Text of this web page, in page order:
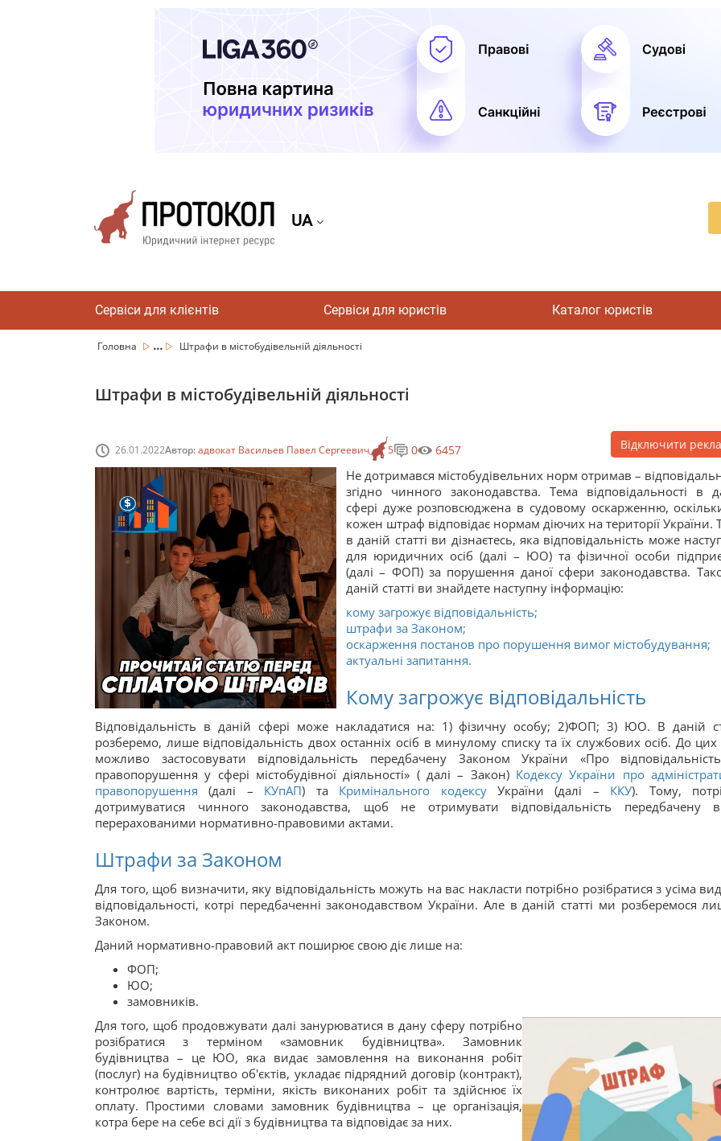
UA
Сервіси для клієнтів Сервіси для юристів Каталог юристів
Головна ... Штрафи в містобудівельній діяльності
Штрафи в містобудівельній діяльності
26.01.2022Автор:адвокат Васильев Павел Сергеевич 5 0 6457 Відключити
Не дотримався містобудівельних норм отримав –
згідно чинного законодавства. Тема відповідальності в
сфері дуже розповсюджена в судовому оскарженню,
кожен штраф відповідає нормам діючих на території України.
в даній статті ви дізнаєтесь, яка відповідальність може
для юридичних осіб (далі – ЮО) та фізичної особи
(далі – ФОП) за порушення даної сфери законодавства.
даній статті ви знайдете наступну інформацію:
кому загрожує відповідальність;
штрафи за Законом;
оскарження постанов про порушення вимог містобудування;
актуальні запитання.
Кому загрожує відповідальність
Відповідальність в даній сфері може накладатися на: 1) фізичну особу; 2)ФОП; 3) ЮО. В даній
розберемо, лише відповідальність двох останніх осіб в минулому списку та їх службових осіб. До цих
можливо застосовувати відповідальність передбачену Законом України «Про
правопорушення у сфері містобудівної діяльності» ( далі – Закон) Кодексу України про
правопорушення (далі – КУпАП) та Кримінального кодексуУкраїни (далі – ККУ). Тому,
дотримуватися чинного законодавства, щоб не отримувати відповідальність передбачену
перерахованими нормативно-правовими актами.
Штрафи за Законом
Для того, щоб визначити, яку відповідальність можуть на вас накласти потрібно розібратися з усіма
відповідальності, котрі передбаченні законодавством України. Але в даній статті ми розберемося
Законом.
Даний нормативно-правовий акт поширює свою діє лише на:
ФОП;
ЮО;
замовників.
Для того, щоб продовжувати далі занурюватися в дану сферу потрібно
розібратися з терміном «замовник будівництва». Замовник
будівництва – це ЮО, яка видає замовлення на виконання робіт
(послуг) на будівництво об'єктів, укладає підрядний договір (контракт),
контролює вартість, терміни, якість виконаних робіт та здійснює їх
оплату. Простими словами замовник будівництва – це організація,
котра бере на себе всі дії з будівництва та відповідає за них.